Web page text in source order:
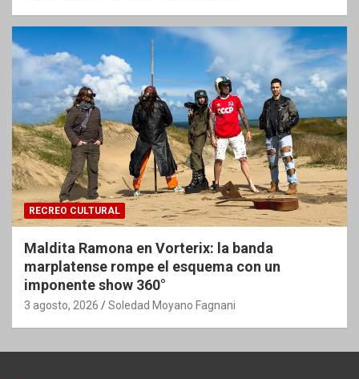
RECREO CULTURAL
Maldita Ramona en Vorterix: la banda
marplatense rompe el esquema con un
imponente show 360°
3 agosto, 2026 Soledad Moyano Fagnani